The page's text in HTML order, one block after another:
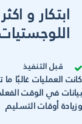
ابتكار و
قبل التنفيذ
كانت العمليات غالبًا
بيانات في الوقت
وزيادة أوقات التسليم